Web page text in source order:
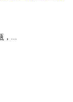
，...